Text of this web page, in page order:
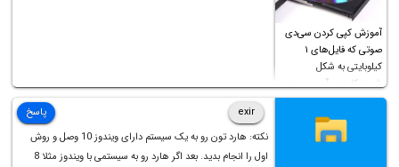
آموزش کپی کردن سی‌دی
صوتی که فایل‌های ۱
کیلوبایتی به شکل
شورت‌کات در آن موجود
است!
exir
نکته: هارد تون رو به یک سیستم دارای ویندوز 10 وصل و روش
اول را انجام بدید. بعد اگر هارد رو به سیستمی با ویندوز مثلا 8
پاسخ